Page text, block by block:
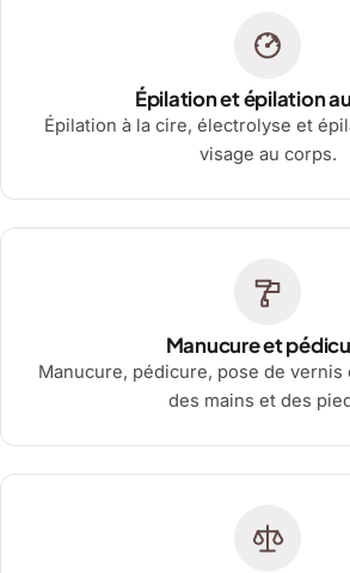
Épilation et épilation
Épilation à la cire, électrolyse et
visage au corps.
Manucure et
Manucure, pédicure, pose de vernis
des mains et des